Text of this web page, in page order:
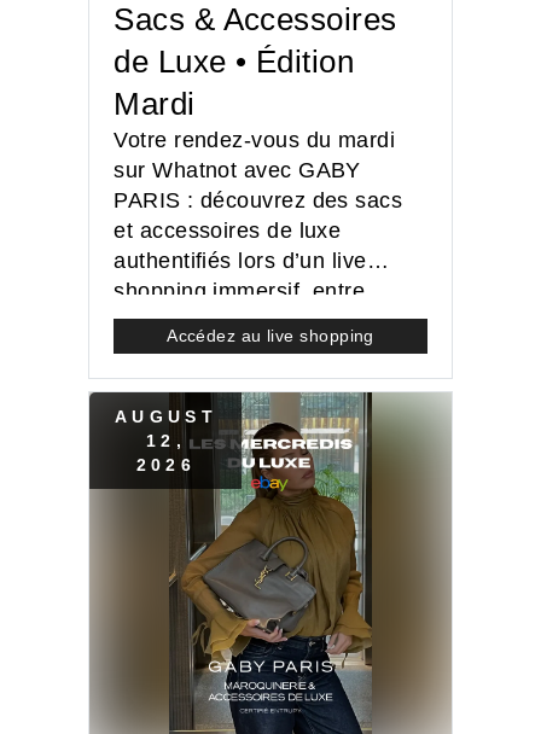
Sacs & Accessoires
de Luxe • Édition
Mardi
Votre rendez-vous du mardi
sur Whatnot avec GABY
PARIS : découvrez des sacs
et accessoires de luxe
authentifiés lors d’un live
shopping immersif, entre
pièces emblématiques et
enchères exclusives.
Accédez au live shopping
AUGUST
12 ,
2026